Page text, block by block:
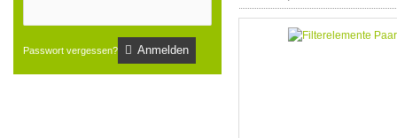
Passwort vergessen? Anmelden